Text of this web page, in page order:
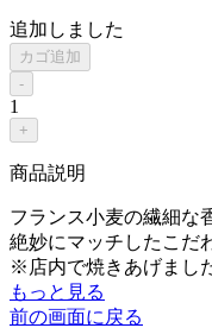
追加しました
カゴ追加
-
1
+
商品説明
フランス小麦の繊細な
絶妙にマッチしたこだ
※店内で焼きあげまし
もっと見る
前の画面に戻る